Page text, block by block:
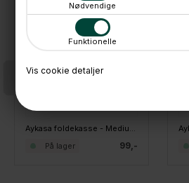
Nødvendige
Funktionelle
Vis cookie detaljer
Aykasa foldekasse - Medium - Banana
99,-
På lager